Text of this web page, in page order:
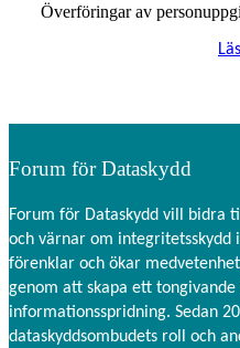
Överföringar av
Forum för Dataskydd
Forum för Dataskydd vill bidra
och värnar om integritetsskydd
förenklar och ökar
genom att skapa ett
informationsspridning. Sedan
dataskyddsombudets roll och